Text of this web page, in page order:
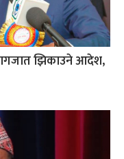
झिकाउने आदेश,